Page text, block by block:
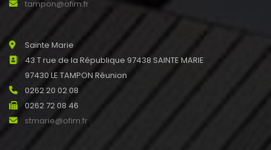
tampon@ofim.fr
Sainte Marie
43 T rue de la République 97438 SAINTE MARIE
97430 LE TAMPON Réunion
0262 20 02 08
0262 72 08 46
stmarie@ofim.fr